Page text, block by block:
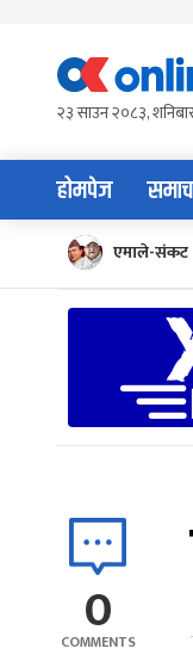
content२३ साउन २०८३,
होमपेज
एमाले-संकट
0
COMMENTS